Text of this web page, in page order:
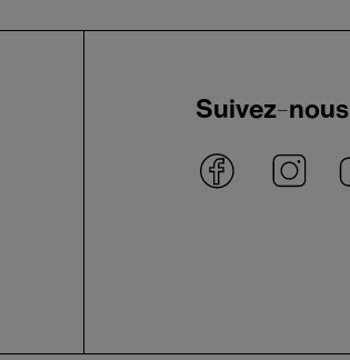
Suivez-nous